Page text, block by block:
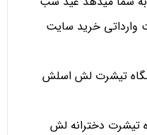
وارداتی خرید سایت
تیشرت لش اسلش
تیشرت دخترانه لش